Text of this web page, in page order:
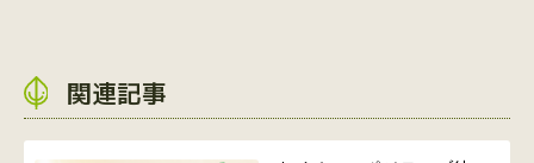
関連記事